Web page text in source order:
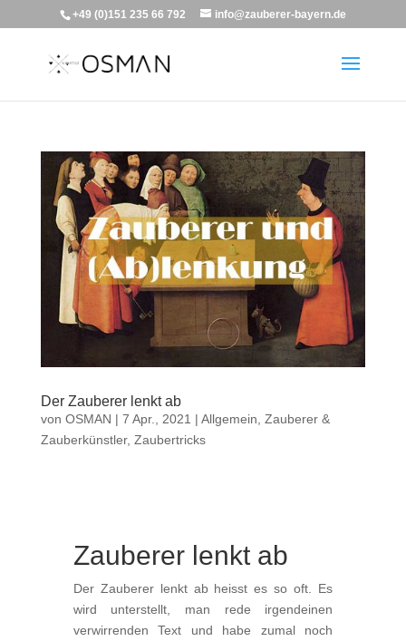
+49 (0)151 235 66 792 info@zauberer-bayern.de
Der Zauberer lenkt ab
von OSMAN | 7 Apr., 2021 | Allgemein Zauberer &
Zauberkünstler, Zaubertricks
Zauberer lenkt ab
Der Zauberer lenkt ab heisst es so oft. Es
wird unterstellt, man rede irgendeinen
verwirrenden Text und habe zumal noch